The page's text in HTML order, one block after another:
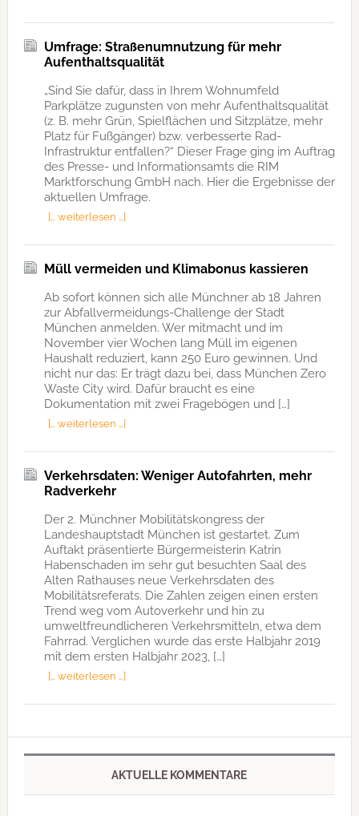
Umfrage: Straßenumnutzung für mehr
Aufenthaltsqualität
„Sind Sie dafür, dass in Ihrem Wohnumfeld
Parkplätze zugunsten von mehr Aufenthaltsqualität
(z. B. mehr Grün, Spielflächen und Sitzplätze, mehr
Platz für Fußgänger) bzw. verbesserte Rad-
Infrastruktur entfallen?“ Dieser Frage ging im Auftrag
des Presse- und Informationsamts die RIM
Marktforschung GmbH nach. Hier die Ergebnisse der
aktuellen Umfrage.
[… weiterlesen …]
Müll vermeiden und Klimabonus kassieren
Ab sofort können sich alle Münchner ab 18 Jahren
zur Abfallvermeidungs-Challenge der Stadt
München anmelden. Wer mitmacht und im
November vier Wochen lang Müll im eigenen
Haushalt reduziert, kann 250 Euro gewinnen. Und
nicht nur das: Er trägt dazu bei, dass München Zero
Waste City wird. Dafür braucht es eine
Dokumentation mit zwei Fragebögen und […]
[… weiterlesen …]
Verkehrsdaten: Weniger Autofahrten, mehr
Radverkehr
Der 2. Münchner Mobilitätskongress der
Landeshauptstadt München ist gestartet. Zum
Auftakt präsentierte Bürgermeisterin Katrin
Habenschaden im sehr gut besuchten Saal des
Alten Rathauses neue Verkehrsdaten des
Mobilitätsreferats. Die Zahlen zeigen einen ersten
Trend weg vom Autoverkehr und hin zu
umweltfreundlicheren Verkehrsmitteln, etwa dem
Fahrrad. Verglichen wurde das erste Halbjahr 2019
mit dem ersten Halbjahr 2023, […]
[… weiterlesen …]
AKTUELLE KOMMENTARE